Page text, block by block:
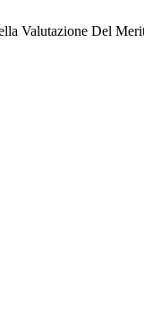
Valutazione Del